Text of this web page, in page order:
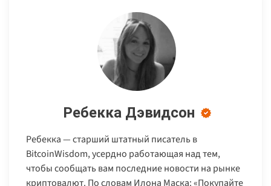
Ребекка Дэвидсон
Ребекка — старший штатный писатель в
BitcoinWisdom, усердно работающая над тем,
чтобы сообщать вам последние новости на рынке
криптовалют. По словам Илона Маска: «Покупайте